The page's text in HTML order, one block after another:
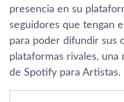
presencia en su
seguidores que tengan
para poder difundir sus
plataformas rivales, una
de Spotify para Artistas.